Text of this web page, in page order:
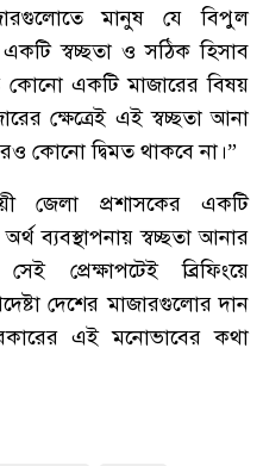
মানুষ যে বিপুল
স্বচ্ছতা ও সঠিক হিসাব
কোনো একটি মাজারের বিষয়
ক্ষেত্রেই এই স্বচ্ছতা আনা
কোনো দ্বিমত থাকবে না।”
জেলা প্রশাসকের একটি
ব্যবস্থাপনায় স্বচ্ছতা আনার
প্রেক্ষাপটেই ব্রিফিংয়ে
দেশের মাজারগুলোর দান
এই মনোভাবের কথা